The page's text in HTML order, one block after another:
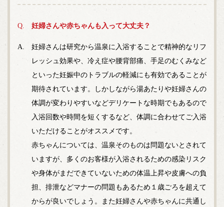
妊婦さんや赤ちゃんも入って大丈夫？
妊婦さんは研究から温泉に入浴することで精神的なリフ
レッシュ効果や、冷え症や腰背部痛、手足のむくみなど
といった妊娠中のトラブルの軽減にも有効であることが
期待されています。しかしながら湯あたりや妊婦さんの
体調が変わりやすいなどデリケートな時期でもあるので
入浴回数や時間を短くするなど、体調に合わせてご入浴
いただけることがオススメです。
赤ちゃんについては、温泉そのものは問題ないとされて
いますが、多くのお客様が入浴されるための感染リスク
や身体がまだできていないための体温上昇や皮膚への負
担、排泄などマナーの問題もあるため１歳ごろを超えて
からが良いでしょう。また妊婦さんや赤ちゃんに共通し